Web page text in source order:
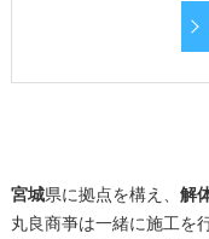
宮城県に拠点を構え、 解
丸良商亊は一緒に施工を